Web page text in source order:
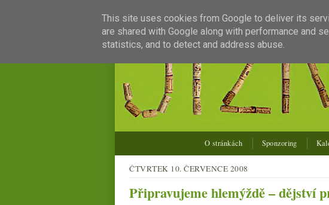
O stránkách Sponzoring
ČTVRTEK 10. ČERVENCE 2008
Připravujeme hlemýždě – dějství
This site uses cookies from Google to deliver its
are shared with Google along with performance and
statistics, and to detect and address abuse.